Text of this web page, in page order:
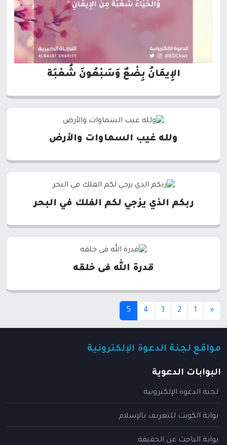
الإِيمَانُ بِضْعٌ وَسَبْعُونَ شُعْبَة
ولله غيب السماوات والأرض
ربكم الذي يزجي لكم الفلك في البحر
قدرة الله فى خلقه
«
1
2
3
4
5
مواقع لجنة الدعوة الإلكترونية
البوابات الدعوية
لجنة الدعوة الإلكترونية
بوابة الكويت للتعريف بالإسلام
بوابة الباحث عن الحقيقة